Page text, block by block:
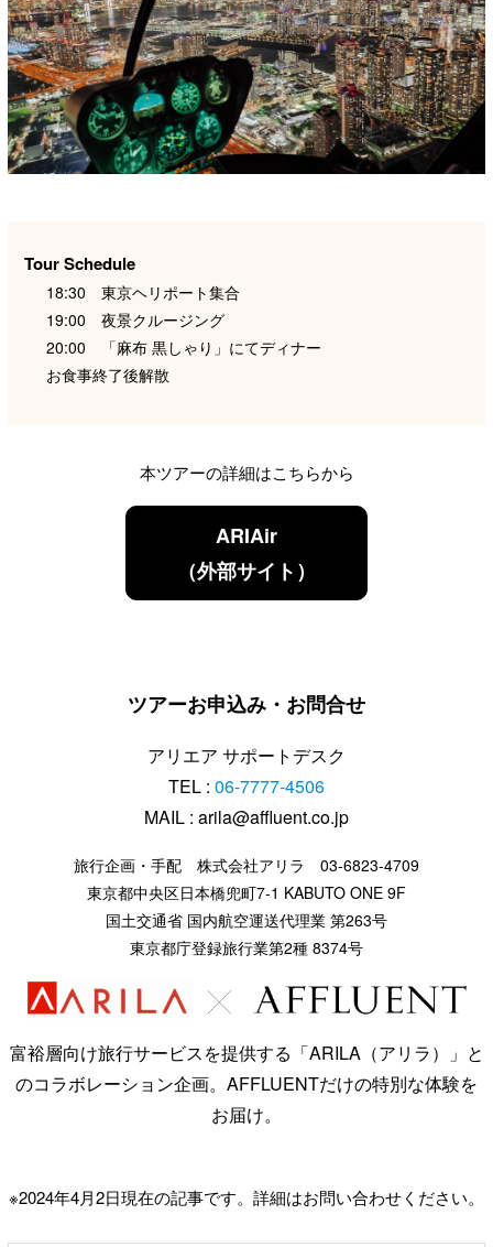
Tour Schedule
18:30 東京ヘリポート集合
19:00 夜景クルージング
20:00 「麻布 黒しゃり」にてディナー
お食事終了後解散
本ツアーの詳細はこちらから
ARIAir
（外部サイト）
ツアーお申込み・お問合せ
アリエア サポートデスク
TEL : 06-7777-4506
MAIL : arila@affluent.co.jp
旅行企画・手配 株式会社アリラ 03-6823-4709
東京都中央区日本橋兜町7-1 KABUTO ONE 9F
国土交通省 国内航空運送代理業 第263号
東京都庁登録旅行業第2種 8374号
富裕層向け旅行サービスを提供する「ARILA（アリラ）」と
のコラボレーション企画。AFFLUENTだけの特別な体験を
お届け。
※2024年4月2日現在の記事です。詳細はお問い合わせください。